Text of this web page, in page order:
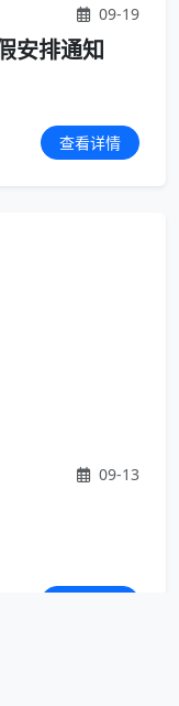
09-19
安排通知
查看详情
09-13